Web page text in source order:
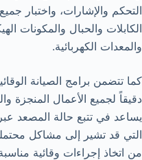
التحكم والإشارات، واختبار
الكابلات والحبال والمكونات
والمعدات الكهربائية.
كما تتضمن برامج الصيانة
دقيقاً لجميع الأعمال المنجزة
يساعد في تتبع حالة المصعد
التي قد تشير إلى مشاكل
من اتخاذ إجراءات وقائية